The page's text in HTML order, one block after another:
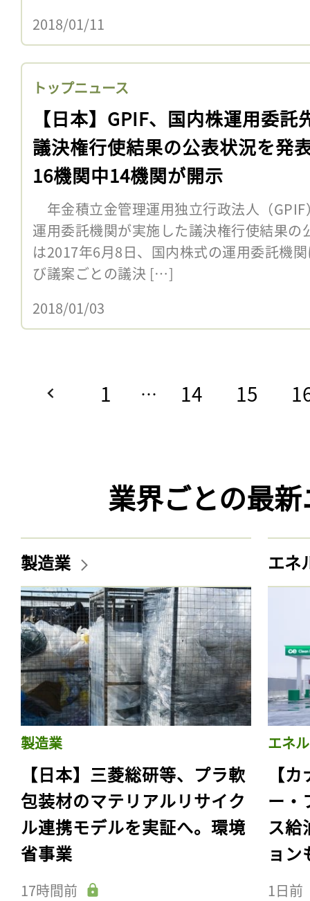
2018/01/11
トップニュース
【日本】GPIF、国内株運用委託
議決権行使結果の公表状況を発
16機関中14機関が開示
年金積立金管理運用独立行政法人（
運用委託機関が実施した議決権行使結果の
は2017年6月8日、国内株式の運用委託機
び議案ごとの議決 […]
2018/01/03
1 … 14 15
業界ごとの最
製造業
製造業
【日本】三菱総研等、プラ軟
包装材のマテリアルリサイク
ル連携モデルを実証へ。環境
省事業
17時間前
エネ
エネ
【
ー・
ス給
ョン
1日前